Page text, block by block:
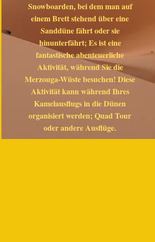
Snowboarden, bei dem man auf
einem Brett stehend über eine
Sanddüne fährt oder sie
hinunterfährt; Es ist eine
fantastische abenteuerliche
Aktivität, während Sie die
Merzouga-Wüste besuchen! Diese
Aktivität kann während Ihres
Kamelausflugs in die Dünen
organisiert werden; Quad Tour
oder andere Ausflüge.